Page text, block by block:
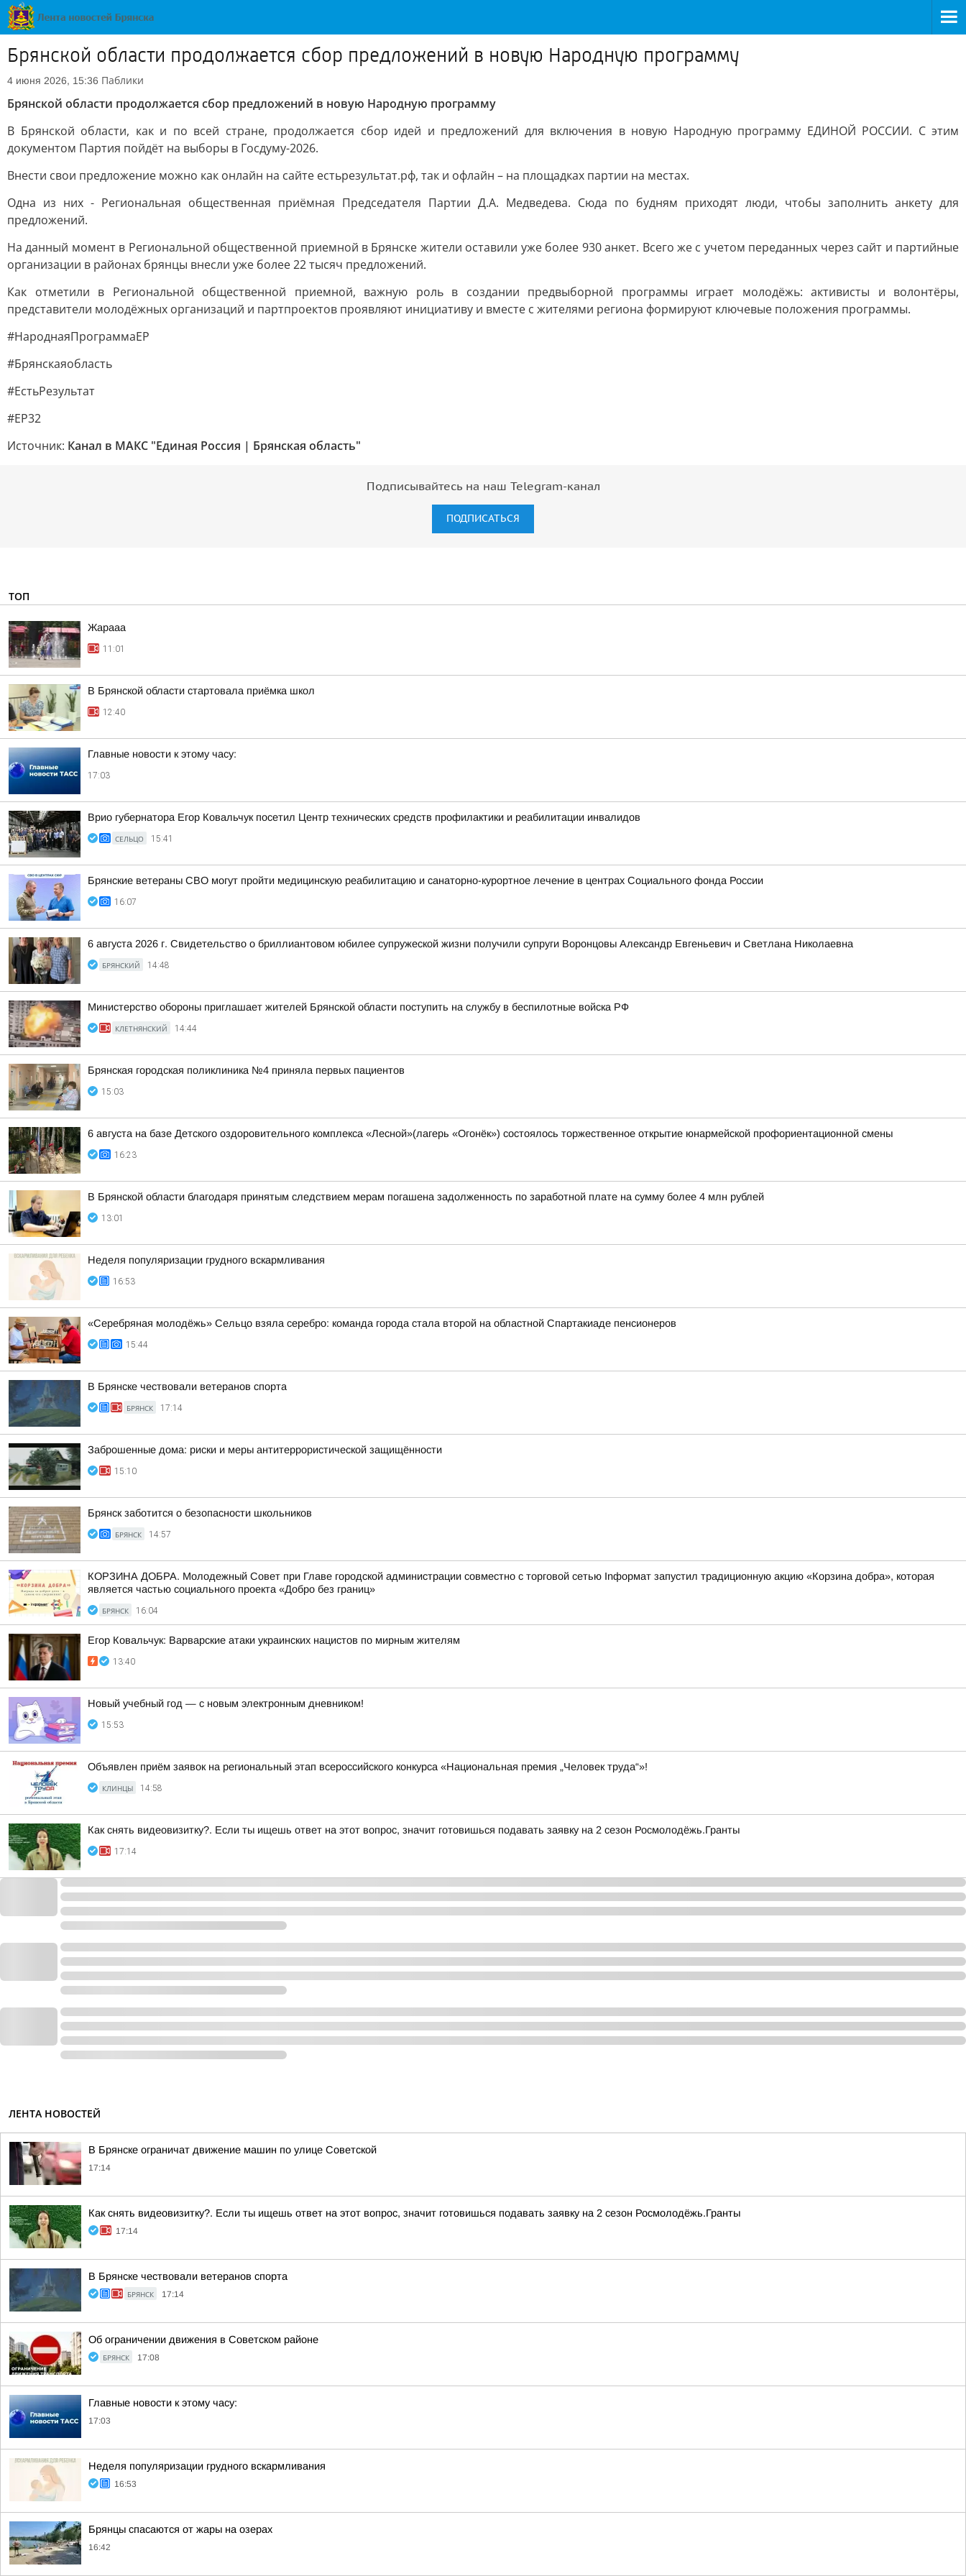
Брянской области продолжается сбор предложений в новую Народную программу
4 июня 2026, 15:36 Паблики
Брянской области продолжается сбор предложений в новую Народную программу
В Брянской области, как и по всей стране, продолжается сбор идей и предложений для включения в новую Народную программу ЕДИНОЙ РОССИИ. С этим
документом Партия пойдёт на выборы в Госдуму-2026.
Внести свои предложение можно как онлайн на сайте естьрезультат.рф, так и офлайн – на площадках партии на местах.
Одна из них - Региональная общественная приёмная Председателя Партии Д.А. Медведева. Сюда по будням приходят люди, чтобы заполнить анкету для
предложений.
На данный момент в Региональной общественной приемной в Брянске жители оставили уже более 930 анкет. Всего же с учетом переданных через сайт и партийные
организации в районах брянцы внесли уже более 22 тысяч предложений.
Как отметили в Региональной общественной приемной, важную роль в создании предвыборной программы играет молодёжь: активисты и волонтёры,
представители молодёжных организаций и партпроектов проявляют инициативу и вместе с жителями региона формируют ключевые положения программы.
#НароднаяПрограммаЕР
#Брянскаяобласть
#ЕстьРезультат
#ЕР32
Источник: Канал в МАКС "Единая Россия | Брянская область"
Подписывайтесь на наш Telegram-канал
ПОДПИСАТЬСЯ
ТОП
Жарааа
11:01
В Брянской области стартовала приёмка школ
12:40
Главные новости к этому часу:
17:03
Врио губернатора Егор Ковальчук посетил Центр технических средств профилактики и реабилитации инвалидов
СЕЛЬЦО 15:41
Брянские ветераны СВО могут пройти медицинскую реабилитацию и санаторно-курортное лечение в центрах Социального фонда России
16:07
6 августа 2026 г. Свидетельство о бриллиантовом юбилее супружеской жизни получили супруги Воронцовы Александр Евгеньевич и Светлана Николаевна
БРЯНСКИЙ 14:48
Министерство обороны приглашает жителей Брянской области поступить на службу в беспилотные войска РФ
КЛЕТНЯНСКИЙ 14:44
Брянская городская поликлиника №4 приняла первых пациентов
15:03
6 августа на базе Детского оздоровительного комплекса «Лесной»(лагерь «Огонёк») состоялось торжественное открытие юнармейской профориентационной смены
16:23
В Брянской области благодаря принятым следствием мерам погашена задолженность по заработной плате на сумму более 4 млн рублей
13:01
Неделя популяризации грудного вскармливания
16:53
«Серебряная молодёжь» Сельцо взяла серебро: команда города стала второй на областной Спартакиаде пенсионеров
15:44
В Брянске чествовали ветеранов спорта
БРЯНСК 17:14
Заброшенные дома: риски и меры антитеррористической защищённости
15:10
Брянск заботится о безопасности школьников
БРЯНСК 14:57
КОРЗИНА ДОБРА. Молодежный Совет при Главе городской администрации совместно с торговой сетью Inформат запустил традиционную акцию «Корзина добра», которая
является частью социального проекта «Добро без границ»
БРЯНСК 16:04
Егор Ковальчук: Варварские атаки украинских нацистов по мирным жителям
13:40
Новый учебный год — с новым электронным дневником!
15:53
Объявлен приём заявок на региональный этап всероссийского конкурса «Национальная премия „Человек труда“»!
КЛИНЦЫ 14:58
Как снять видеовизитку?. Если ты ищешь ответ на этот вопрос, значит готовишься подавать заявку на 2 сезон Росмолодёжь.Гранты
17:14
ЛЕНТА НОВОСТЕЙ
В Брянске ограничат движение машин по улице Советской
17:14
Как снять видеовизитку?. Если ты ищешь ответ на этот вопрос, значит готовишься подавать заявку на 2 сезон Росмолодёжь.Гранты
17:14
В Брянске чествовали ветеранов спорта
БРЯНСК 17:14
Об ограничении движения в Советском районе
БРЯНСК 17:08
Главные новости к этому часу:
17:03
Неделя популяризации грудного вскармливания
16:53
Брянцы спасаются от жары на озерах
16:42